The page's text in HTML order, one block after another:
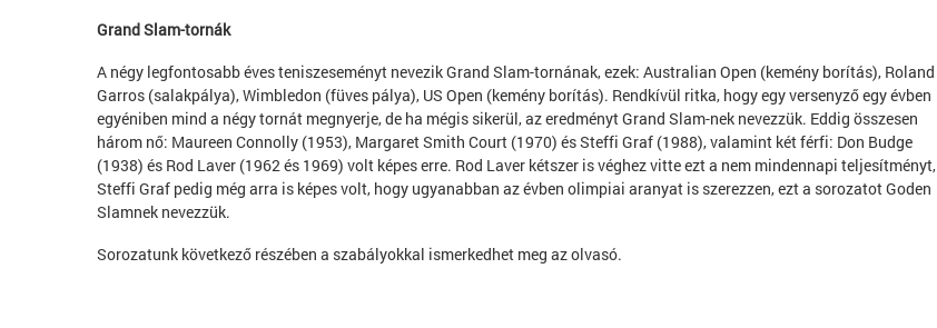
Grand Slam-tornák
A négy legfontosabb éves teniszeseményt nevezik Grand Slam-tornának, ezek: Australian Open (kemény borítás), Roland
Garros (salakpálya), Wimbledon (füves pálya), US Open (kemény borítás). Rendkívül ritka, hogy egy versenyző egy évben
egyéniben mind a négy tornát megnyerje, de ha mégis sikerül, az eredményt Grand Slam-nek nevezzük. Eddig összesen
három nő: Maureen Connolly (1953), Margaret Smith Court (1970) és Steffi Graf (1988), valamint két férfi: Don Budge
(1938) és Rod Laver (1962 és 1969) volt képes erre. Rod Laver kétszer is véghez vitte ezt a nem mindennapi teljesítményt,
Steffi Graf pedig még arra is képes volt, hogy ugyanabban az évben olimpiai aranyat is szerezzen, ezt a sorozatot Goden
Slamnek nevezzük.
Sorozatunk következő részében a szabályokkal ismerkedhet meg az olvasó.